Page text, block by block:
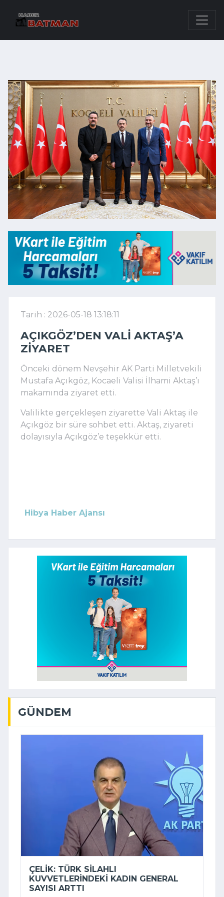
Tarih : 2026-05-18 13:18:11
AÇIKGÖZ’DEN VALI AKTAŞ’A
ZIYARET
Önceki dönem Nevşehir AK Parti Milletvekili
Mustafa Açıkgöz, Kocaeli Valisi İlhami Aktaş’ı
makamında ziyaret etti.
Valilikte gerçekleşen ziyarette Vali Aktaş ile
Açıkgöz bir süre sohbet etti. Aktaş, ziyareti
dolayısıyla Açıkgöz’e teşekkür etti.
Hibya Haber Ajansı
GÜNDEM
ÇELIK: TÜRK SILAHLI
KUVVETLERINDEKI KADIN GENERAL
SAYISI ARTTI